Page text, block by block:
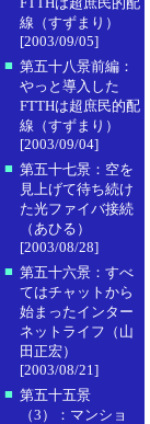
線（すずまり）
[2003/09/05]
■ 第五十八景前編：
やっと導入した
FTTHは超庶民的配
線（すずまり）
[2003/09/04]
■ 第五十七景：空を
見上げて待ち続け
た光ファイバ接続
（あひる）
[2003/08/28]
■ 第五十六景：すべ
てはチャットから
始まったインター
ネットライフ（山
田正宏）
[2003/08/21]
■ 第五十五景
（3）：マンショ